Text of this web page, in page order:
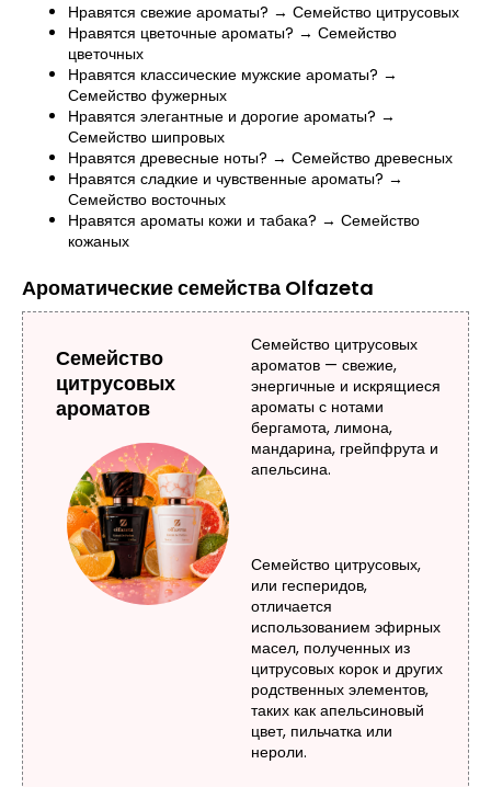
Нравятся свежие ароматы? → Семейство цитрусовых
Нравятся цветочные ароматы? → Семейство
цветочных
Нравятся классические мужские ароматы? →
Семейство фужерных
Нравятся элегантные и дорогие ароматы? →
Семейство шипровых
Нравятся древесные ноты? → Семейство древесных
Нравятся сладкие и чувственные ароматы? →
Семейство восточных
Нравятся ароматы кожи и табака? → Семейство
кожаных
Ароматические семейства Olfazeta
Семейство
цитрусовых
ароматов
Семейство цитрусовых
ароматов — свежие,
энергичные и искрящиеся
ароматы с нотами
бергамота, лимона,
мандарина, грейпфрута и
апельсина.
Семейство цитрусовых,
или гесперидов,
отличается
использованием эфирных
масел, полученных из
цитрусовых корок и других
родственных элементов,
таких как апельсиновый
цвет, пильчатка или
нероли.